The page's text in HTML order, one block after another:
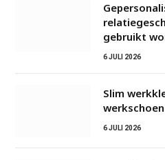
gebruikt
6 JULI 2026
Slim
6 JULI 2026